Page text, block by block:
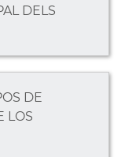
DELS
DE
LOS